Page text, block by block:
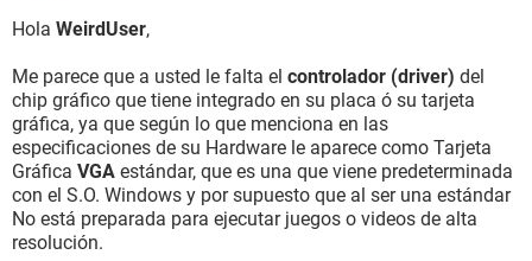
Hola WeirdUser,
Me parece que a usted le falta el controlador (driver) del
chip gráfico que tiene integrado en su placa ó su tarjeta
gráfica, ya que según lo que menciona en las
especificaciones de su Hardware le aparece como Tarjeta
Gráfica VGA estándar, que es una que viene predeterminada
con el S.O. Windows y por supuesto que al ser una estándar
No está preparada para ejecutar juegos o videos de alta
resolución.